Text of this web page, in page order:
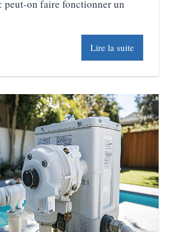
peut-on faire fonctionner un
Lire la suite